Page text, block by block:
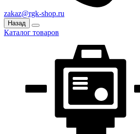
zakaz@rgk-shop.ru
Назад
Каталог товаров